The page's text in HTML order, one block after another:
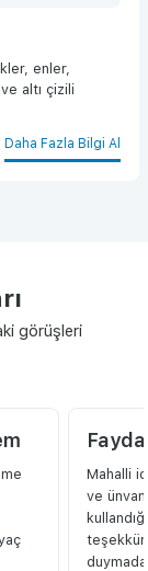
enler,
ve altı çizili
Daha Fazla Bilgi Al
görüşleri
Mahalli
ve ünvan